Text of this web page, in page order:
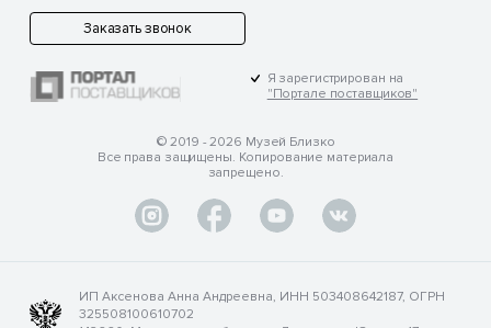
© 2019 - 2026 Музей Близко
Все права защищены. Копирование материала
запрещено.
Заказать звонок
Я зарегистрирован на
"Портале поставщиков"
ИП Аксенова Анна Андреевна, ИНН 503408642187, ОГРН
325508100610702